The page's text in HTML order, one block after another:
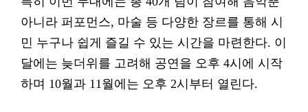
아니라 퍼포먼스, 마술 등 다양한 장르를 통해 시
민 누구나 쉽게 즐길 수 있는 시간을 마련한다. 이
달에는 늦더위를 고려해 공연을 오후 4시에 시작
하며 10월과 11월에는 오후 2시부터 열린다.